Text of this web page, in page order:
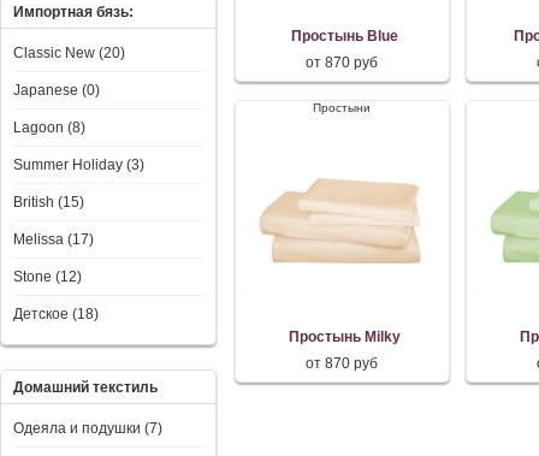
Импортная бязь:
Classic New (20)
Japanese (0)
Lagoon (8)
Summer Holiday (3)
British (15)
Melissa (17)
Stone (12)
Детское (18)
Домашний текстиль
Одеяла и подушки (7)
Простынь Blue
от 870 руб
Простыни
Простынь Milky
от 870 руб